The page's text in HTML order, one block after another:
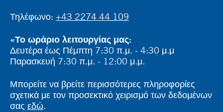
Τηλέφωνο: +43 2274 44 109
«Το ωράριο λειτουργίας μας:
Δευτέρα έως Πέμπτη 7:30 π.μ. - 4:30 μ.μ
Παρασκευή 7:30 π.μ. - 12:00 μ.μ.
Μπορείτε να βρείτε περισσότερες πληροφορίες
σχετικά με τον προσεκτικό χειρισμό των δεδομένων
σας εδώ.